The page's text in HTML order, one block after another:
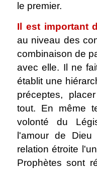
le premier.
Il est important
au niveau des
combinaison de
avec elle. Il ne
établit une
préceptes,
tout. En même
volonté du
l'amour de
relation étroite
Prophètes sont